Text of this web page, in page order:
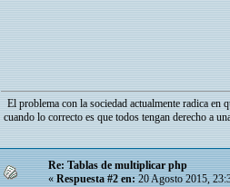
El problema con la sociedad actualmente radica en
cuando lo correcto es que todos tengan derecho a
Re: Tablas de multiplicar php
«Respuesta #2 en:20 Agosto 2015,